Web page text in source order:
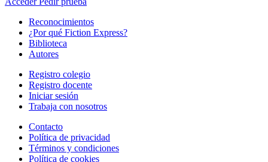
Reconocimientos
¿Por qué Fiction Express?
Biblioteca
Autores
Registro colegio
Registro docente
Iniciar sesión
Trabaja con nosotros
Contacto
Política de privacidad
Términos y condiciones
Política de cookies